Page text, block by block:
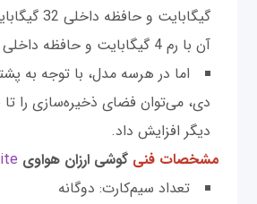
گیگابایت و
آن با رم 4 گیگابایت و حافظه داخلی 128 گیگابایت
اما در هرسه مدل، با توجه به
دیگر افزایش داد.
مشخصات فنیگوشی ارزان هواوی
تعداد سیم‌کارت: دوگانه